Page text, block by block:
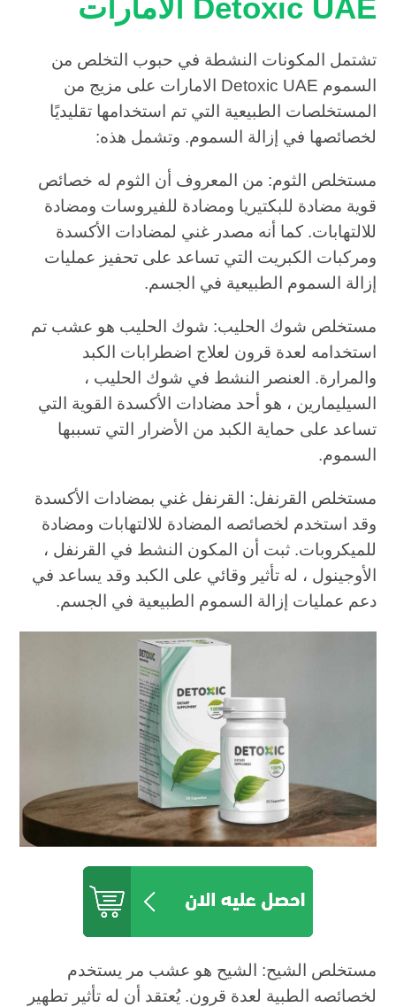
Detoxic UAE الامارات
تشتمل المكونات النشطة في حبوب التخلص من
السموم Detoxic UAE الامارات على مزيج من
المستخلصات الطبيعية التي تم استخدامها تقليديًا
لخصائصها في إزالة السموم. وتشمل هذه:
مستخلص الثوم: من المعروف أن الثوم له خصائص
قوية مضادة للبكتيريا ومضادة للفيروسات ومضادة
للالتهابات. كما أنه مصدر غني لمضادات الأكسدة
ومركبات الكبريت التي تساعد على تحفيز عمليات
إزالة السموم الطبيعية في الجسم.
مستخلص شوك الحليب: شوك الحليب هو عشب تم
استخدامه لعدة قرون لعلاج اضطرابات الكبد
والمرارة. العنصر النشط في شوك الحليب ،
السيليمارين ، هو أحد مضادات الأكسدة القوية التي
تساعد على حماية الكبد من الأضرار التي تسببها
السموم.
مستخلص القرنفل: القرنفل غني بمضادات الأكسدة
وقد استخدم لخصائصه المضادة للالتهابات ومضادة
للميكروبات. ثبت أن المكون النشط في القرنفل ،
الأوجينول ، له تأثير وقائي على الكبد وقد يساعد في
دعم عمليات إزالة السموم الطبيعية في الجسم.
مستخلص الشيح: الشيح هو عشب مر يستخدم
لخصائصه الطبية لعدة قرون. يُعتقد أن له تأثير تطهير